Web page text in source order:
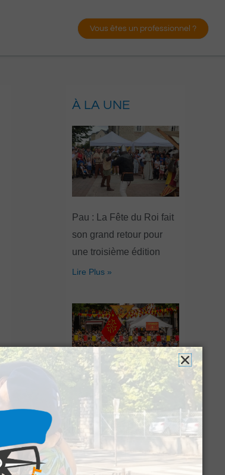
Vous êtes un professionnel ?
À LA UNE
Pau : La Fête du Roi fait
son grand retour pour
une troisième édition
Lire Plus »
Hestiv’Òc : Les férias
Béarnaises font leur
grand retour à Pau
Lire Plus »